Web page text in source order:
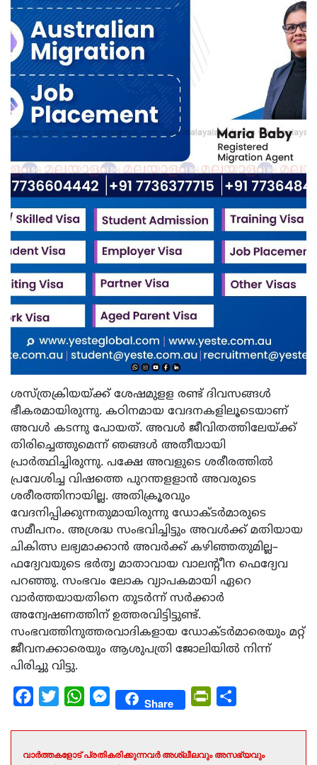
ശസ്ത്രക്രിയയ്ക്ക് ശേഷമുളള രണ്ട് ദിവസങ്ങൾ
ഭീകരമായിരുന്നു. കഠിനമായ വേദനകളിലൂടെയാണ്
അവൾ കടന്നു പോയത്. അവൾ ജീവിതത്തിലേയ്ക്ക്
തിരിച്ചെത്തുമെന്ന് ഞങ്ങൾ അതീയായി
പ്രാർത്ഥിച്ചിരുന്നു. പക്ഷേ അവളുടെ ശരീരത്തിൽ
പ്രവേശിച്ച വിഷത്തെ പുറന്തളളാൻ അവരുടെ
ശരീരത്തിനായില്ല. അതിക്രൂരവും
വേദനിപ്പിക്കുന്നതുമായിരുന്നു ഡോക്ടർമാരുടെ
സമീപനം. അശ്രദ്ധ സംഭവിച്ചിട്ടും അവൾക്ക് മതിയായ
ചികിത്സ ലഭ്യമാക്കാൻ അവർക്ക് കഴിഞ്ഞതുമില്ല–
ഫദ്യേവയുടെ ഭര്‍തൃ മാതാവായ വാലന്റീന ഫെദ്യേവ
പറഞ്ഞു. സംഭവം ലോക വ്യാപകമായി ഏറെ
വാര്‍ത്തയായതിനെ തുടര്‍ന്ന് സര്‍ക്കാര്‍
അന്വേഷണത്തിന് ഉത്തരവിട്ടിട്ടുണ്ട്.
സംഭവത്തിനുത്തരവാദികളായ ഡോക്ടര്‍മാരെയും മറ്റ്
ജീവനക്കാരെയും ആശുപത്രി ജോലിയില്‍ നിന്ന്
പിരിച്ചു വിട്ടു.
Facebook
Twitter WhatsAppMessengerShare PrintFriendly
വാർത്തകളോട് പ്രതികരിക്കുന്നവർ അശ്ലീലവും അസഭ്യവും